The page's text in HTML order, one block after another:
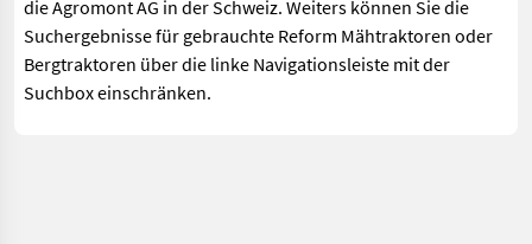
die Agromont AG in der Schweiz. Weiters können Sie die
Suchergebnisse für gebrauchte Reform Mähtraktoren oder
Bergtraktoren über die linke Navigationsleiste mit der
Suchbox einschränken.